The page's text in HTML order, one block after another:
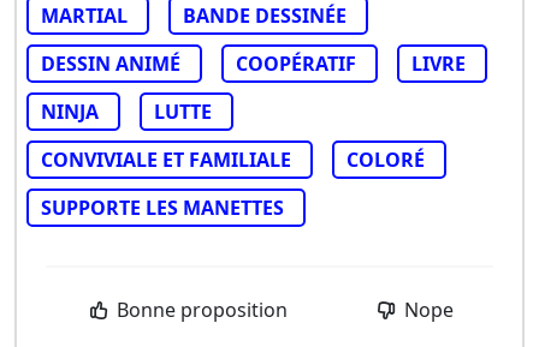
MARTIAL
BANDE DESSINÉE
DESSIN ANIMÉ
COOPÉRATIF
LIVRE
NINJA
LUTTE
CONVIVIALE ET FAMILIALE
COLORÉ
SUPPORTE LES MANETTES
Bonne proposition Nope